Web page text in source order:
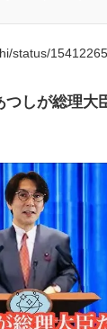
status/
つしが総理大